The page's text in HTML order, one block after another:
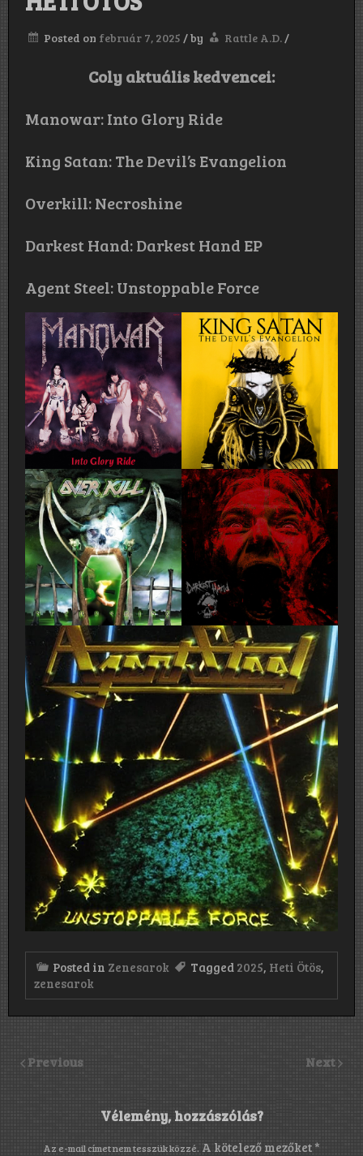
Posted on február 7, 2025 /by Rattle A.D./
Coly aktuális kedvencei:
Manowar: Into Glory Ride
King Satan: The Devil’s Evangelion
Overkill: Necroshine
Darkest Hand: Darkest Hand EP
Agent Steel: Unstoppable Force
Posted in Zenesarok Tagged 2025, Heti Ötös,
zenesarok
Previous Next
Vélemény, hozzászólás?
Az e-mail címet nem tesszük közzé. A kötelező mezőket *